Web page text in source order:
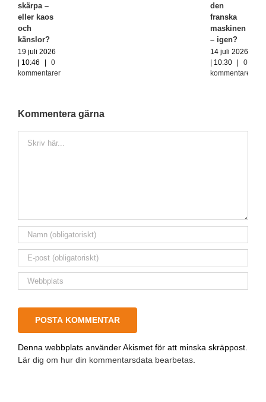
skärpa –
eller kaos
och
känslor?
19 juli 2026
| 10:46
|
0
kommentarer
den
franska
maskinen
– igen?
14 juli 2026
| 10:30
|
0
kommentarer
Kommentera gärna
Denna webbplats använder Akismet för att minska skräppost.
Lär dig om hur din kommentarsdata bearbetas